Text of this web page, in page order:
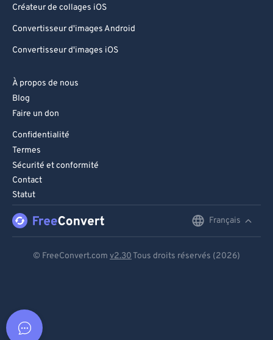
Créateur de collages iOS
Convertisseur d'images Android
Convertisseur d'images iOS
À propos de nous
Blog
Faire un don
Confidentialité
Termes
Sécurité et conformité
Contact
Statut
Français
© FreeConvert.com v2.30 Tous droits réservés (2026)